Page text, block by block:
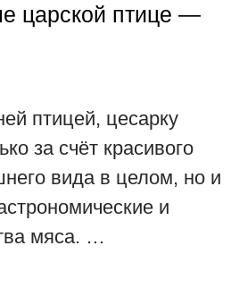
царской птице —
птицей, цесарку
за счёт красивого
вида в целом, но и
и
мяса. …